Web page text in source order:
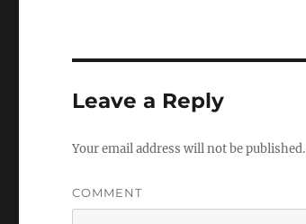
Leave a Reply
Your email address will not be published.
COMMENT